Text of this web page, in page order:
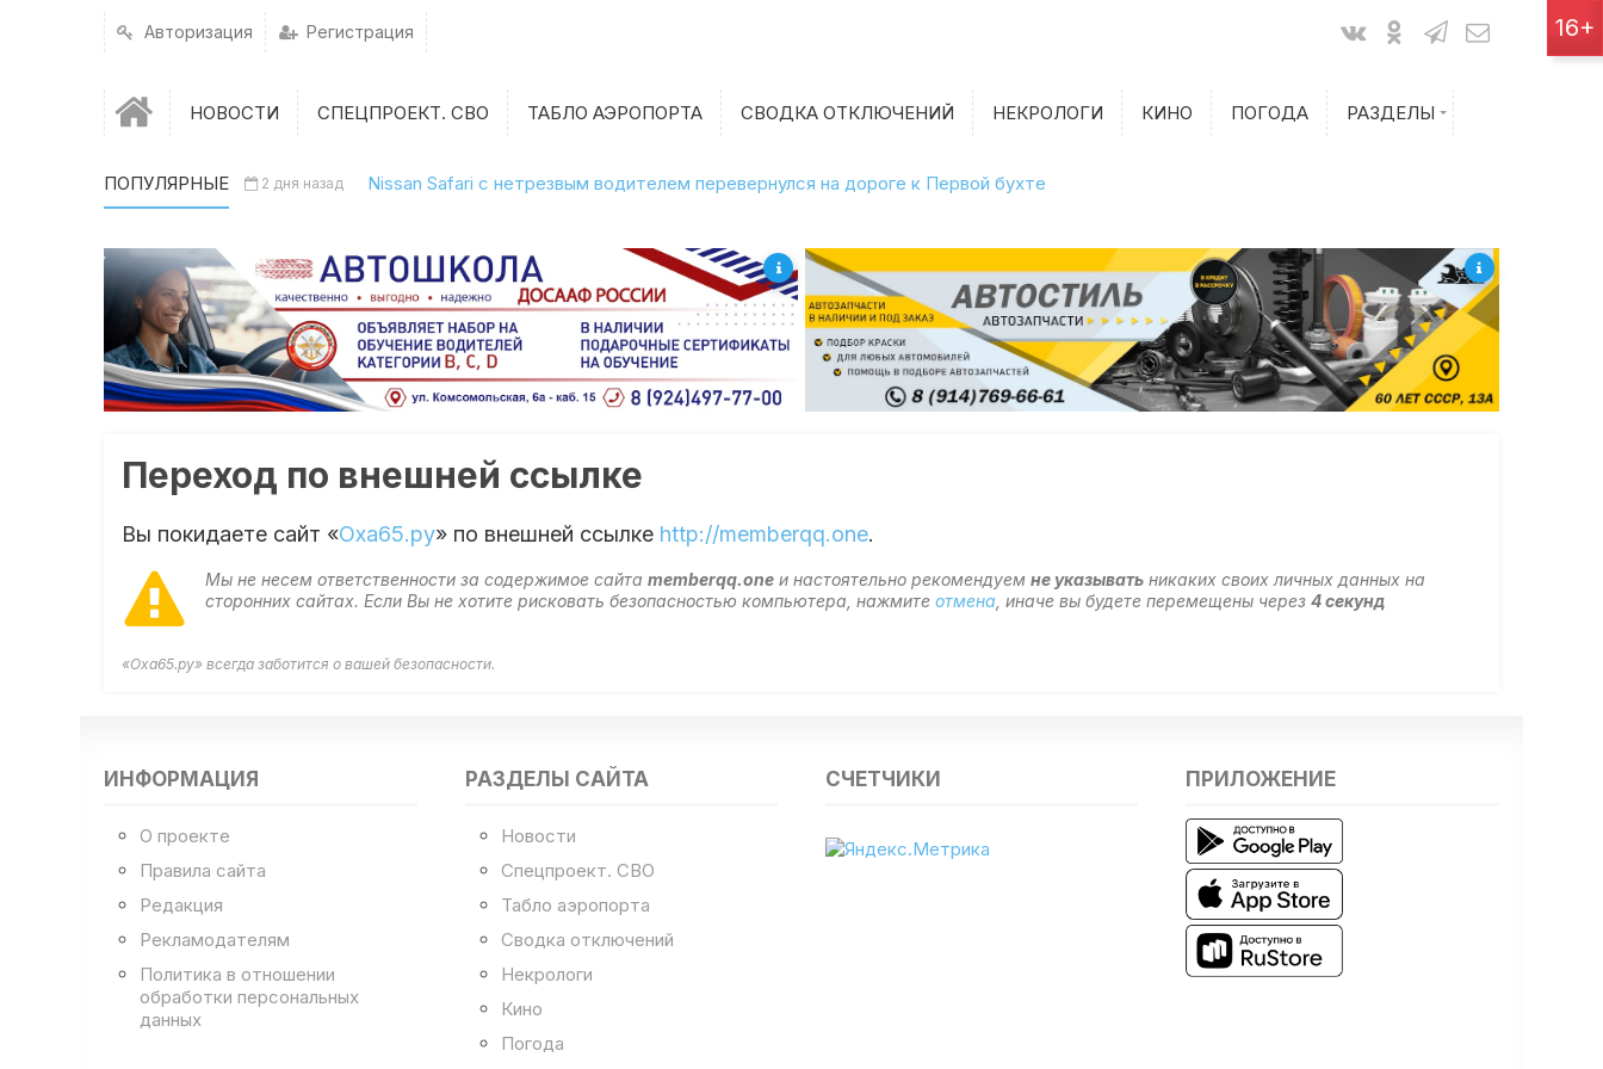
Авторизация Регистрация
НОВОСТИ СПЕЦПРОЕКТ. СВО ТАБЛО АЭРОПОРТА СВОДКА ОТКЛЮЧЕНИЙ НЕКРОЛОГИ КИНО ПОГОДА РАЗДЕЛЫ
Показания счетчиков
Билеты на поезд
ПОПУЛЯРНЫЕ 2 дня назад Nissan Safari с нетрезвым водителем перевернулся на дороге к Первой бухте
Переход по внешней ссылке
Вы покидаете сайт «Оха65.ру» по внешней ссылке http://memberqq.one.
Мы не несем ответственности за содержимое сайтаmemberqq.one и настоятельно рекомендуемне указывать никаких своих личных данных на
сторонних сайтах. Если Вы не хотите рисковать безопасностью компьютера, нажмитеотмена , иначе вы будете перемещены через4секунд
«Оха65.ру» всегда заботится о вашей безопасности.
ИНФОРМАЦИЯ
О проекте
Правила сайта
Редакция
Рекламодателям
Политика в отношении
обработки персональных
данных
РАЗДЕЛЫ САЙТА
Новости
Спецпроект. СВО
Табло аэропорта
Сводка отключений
Некрологи
Кино
Погода
СЧЕТЧИКИ ПРИЛОЖЕНИЕ
16+